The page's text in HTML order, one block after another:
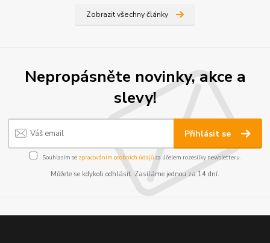
Zobrazit všechny články
Nepropásněte novinky, akce a
slevy!
Přihlásit se
Souhlasím se zpracováním osobních údajůza účelem rozesílky newsletteru.
Můžete se kdykoli odhlásit. Zasíláme jednou za 14 dní.